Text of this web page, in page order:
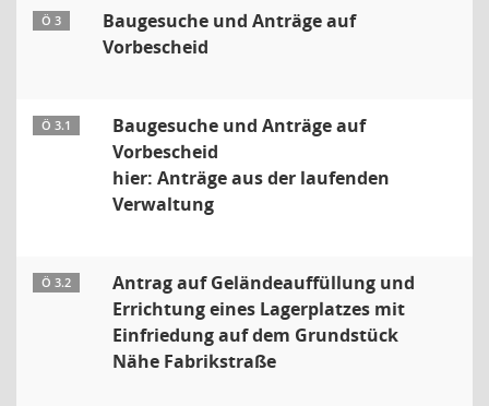
Ö 3
Baugesuche und Anträge auf
Vorbescheid
Ö 3.1
Baugesuche und Anträge auf
Vorbescheid
hier: Anträge aus der laufenden
Verwaltung
Ö 3.2
Antrag auf Geländeauffüllung und
Errichtung eines Lagerplatzes mit
Einfriedung auf dem Grundstück
Nähe Fabrikstraße